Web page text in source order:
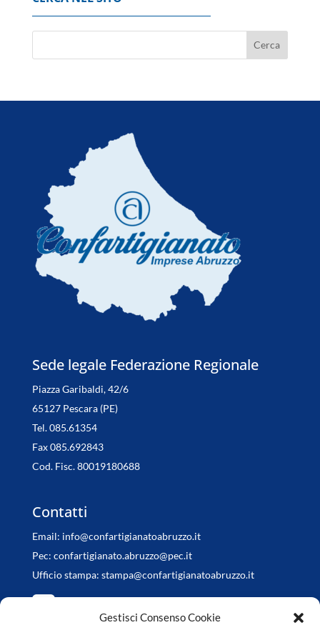
Gestisci Consenso Cookie
Codacons, su primo esodo estivo stangata
8 Agosto 2026
Sede legale Federazione Regionale
Piazza Garibaldi, 42/6
65127 Pescara (PE)
Tel. 085.61354
Fax 085.692843
Cod. Fisc. 80019180688
Contatti
Email: info@confartigianatoabruzzo.it
Pec: confartigianato.abruzzo@pec.it
Ufficio stampa: stampa@confartigianatoabruzzo.it